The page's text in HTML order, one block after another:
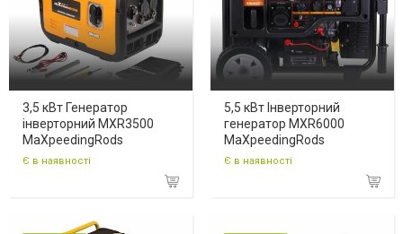
3,5 кВт Генератор
інверторний MXR3500
MaXpeedingRods
Є в наявності
5,5 кВт Інверторний
генератор MXR6000
MaXpeedingRods
Є в наявності